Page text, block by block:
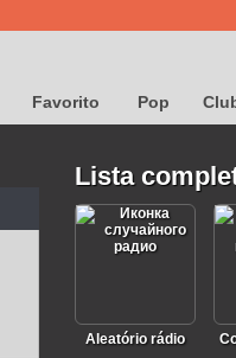
Favorito Pop
Lista
Aleatório rádio